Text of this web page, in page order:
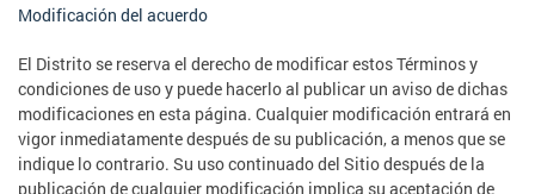
Modificación del acuerdo
El Distrito se reserva el derecho de modificar estos Términos y
condiciones de uso y puede hacerlo al publicar un aviso de dichas
modificaciones en esta página. Cualquier modificación entrará en
vigor inmediatamente después de su publicación, a menos que se
indique lo contrario. Su uso continuado del Sitio después de la
publicación de cualquier modificación implica su aceptación de